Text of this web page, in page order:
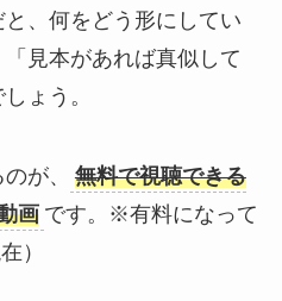
、何をどう形にしてい
見本があれば真似して
ょう。
が、
無料で視聴できる
画 です。※有料になって
）